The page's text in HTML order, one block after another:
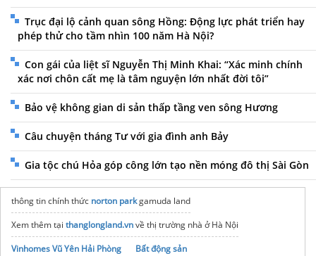
Trục đại lộ cảnh quan sông Hồng: Động lực phát triển hay
phép thử cho tầm nhìn 100 năm Hà Nội?
Con gái của liệt sĩ Nguyễn Thị Minh Khai: “Xác minh chính
xác nơi chôn cất mẹ là tâm nguyện lớn nhất đời tôi”
Bảo vệ không gian di sản thấp tầng ven sông Hương
Câu chuyện tháng Tư với gia đình anh Bảy
Gia tộc chú Hỏa góp công lớn tạo nền móng đô thị Sài Gòn
thông tin chính thức norton parkgamuda land
Xem thêm tại thanglongland.vnvề thị trường nhà ở Hà Nội
Vinhomes Vũ Yên Hải Phòng
Bất động sản